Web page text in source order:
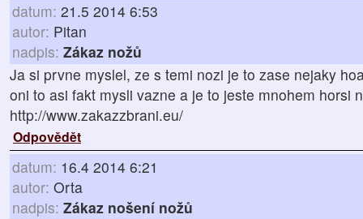
datum: 21.5 2014 6:53
autor: Pitan
nadpis: Zákaz nožů
Ja si prvne myslel, ze s temi nozi je to zase nejaky
oni to asi fakt mysli vazne a je to jeste mnohem horsi
http://www.zakazzbrani.eu/
Odpovědět
datum: 16.4 2014 6:21
autor: Orta
nadpis: Zákaz nošení nožů